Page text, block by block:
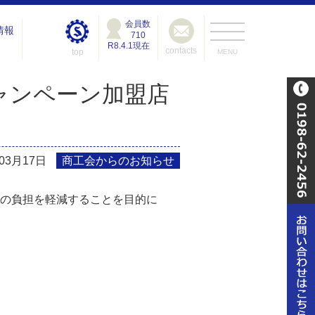
報
top
会員数
710
R8.4.1現在
contacts MENU
ンペーン加盟店
月17日 商工会からのお知らせ
負担を軽減することを目的に